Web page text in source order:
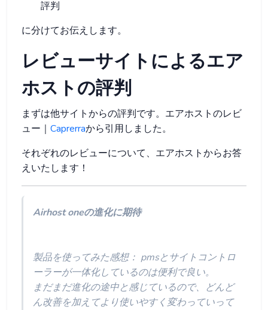
評判
に分けてお伝えします。
レビューサイトによるエア
ホストの評判
まずは他サイトからの評判です。エアホストのレビ
ュー｜ Caprerraから引用しました。
それぞれのレビューについて、エアホストからお答
えいたします！
Airhost oneの進化に期待
製品を使ってみた感想： pmsとサイトコントロ
ーラーが一体化しているのは便利で良い。
まだまだ進化の途中と感じているので、どんど
ん改善を加えてより使いやすく変わっていって